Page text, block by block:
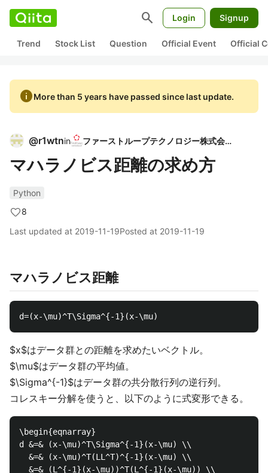
search Login Signup
Trend Stock List Question Official Event Official
infoMore than 5 years have passed since last update.
@r1wtnin ファーストループテクノロジー株式会社
マハラノビス距離の求め方
Python
8
Last updated at 2019-11-19Posted at 2019-11-19
マハラノビス距離
$x$はデータ群との距離を求めたいベクトル。
$\mu$はデータ群の平均値。
$\Sigma^{-1}$はデータ群の共分散行列の逆行列。
コレスキー分解を使うと、以下のように式変形できる。
\begin{eqnarray}
d &=& (x-\mu)^T\Sigma^{-1}(x-\mu) \\
  &=& (x-\mu)^T(LL^T)^{-1}(x-\mu) \\
  &=& (L^{-1}(x-\mu))^T(L^{-1}(x-\mu)) \\